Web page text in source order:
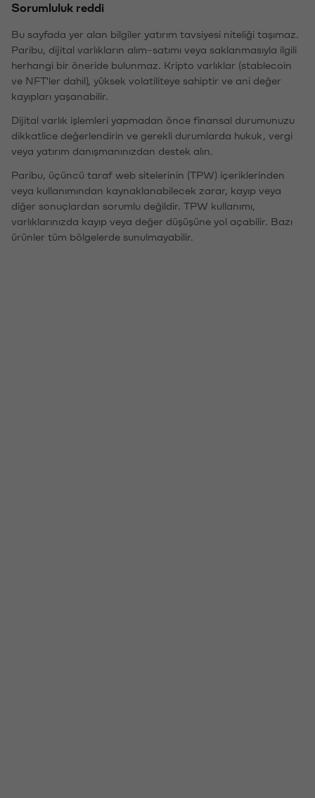
Sorumluluk reddi
Bu sayfada yer alan bilgiler yatırım tavsiyesi niteliği taşımaz.
Paribu, dijital varlıkların alım-satımı veya saklanmasıyla ilgili
herhangi bir öneride bulunmaz. Kripto varlıklar (stablecoin
ve NFT'ler dahil), yüksek volatiliteye sahiptir ve ani değer
kayıpları yaşanabilir.
Dijital varlık işlemleri yapmadan önce finansal durumunuzu
dikkatlice değerlendirin ve gerekli durumlarda hukuk, vergi
veya yatırım danışmanınızdan destek alın.
Paribu, üçüncü taraf web sitelerinin (TPW) içeriklerinden
veya kullanımından kaynaklanabilecek zarar, kayıp veya
diğer sonuçlardan sorumlu değildir. TPW kullanımı,
varlıklarınızda kayıp veya değer düşüşüne yol açabilir. Bazı
ürünler tüm bölgelerde sunulmayabilir.